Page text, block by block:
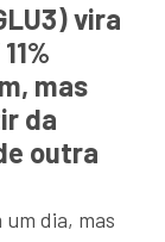
vira
mas
da
outra
um dia, mas